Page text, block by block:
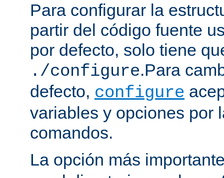
Para configurar la
partir del código fuente
por defecto, solo tiene
./configure.Para
defecto, configure
variables y opciones por
comandos.
La opción más